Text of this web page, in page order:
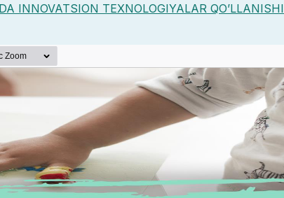
INNOVATSION TEXNOLOGIYALAR QO’LLANISHI